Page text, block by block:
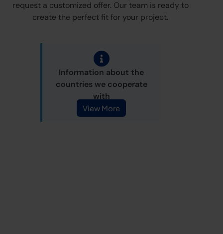
request a customized offer. Our team is ready to
create the perfect fit for your project.
View More
Information about the
countries we cooperate
with